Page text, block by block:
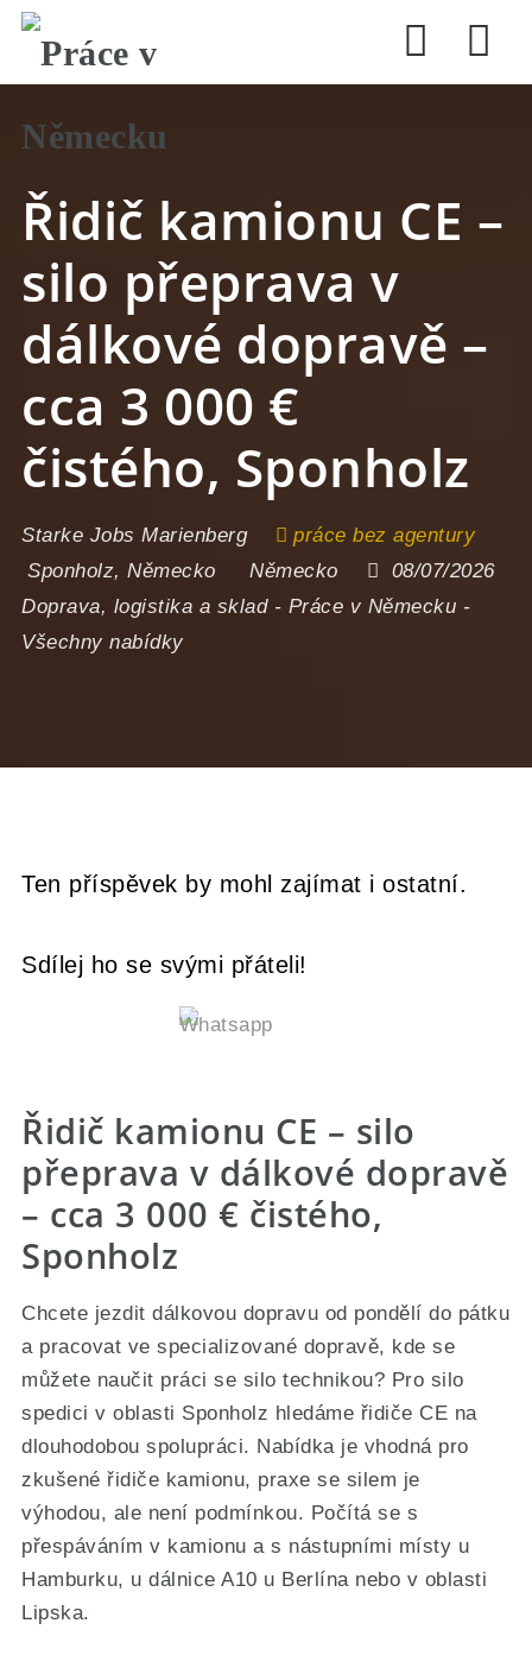
Řidič kamionu CE –
silo přeprava v
dálkové dopravě –
cca 3 000 €
čistého, Sponholz
Starke Jobs Marienberg
práce bez agentury
Sponholz,Německo Německo
08/07/2026
Doprava, logistika a sklad- Práce v Německu -
Všechny nabídky
Ten příspěvek by mohl zajímat i ostatní.
Sdílej ho se svými přáteli!
Řidič kamionu CE – silo
přeprava v dálkové dopravě
– cca 3 000 € čistého,
Sponholz
Chcete jezdit dálkovou dopravu od pondělí do pátku
a pracovat ve specializované dopravě, kde se
můžete naučit práci se silo technikou? Pro silo
spedici v oblasti Sponholz hledáme řidiče CE na
dlouhodobou spolupráci. Nabídka je vhodná pro
zkušené řidiče kamionu, praxe se silem je
výhodou, ale není podmínkou. Počítá se s
přespáváním v kamionu a s nástupními místy u
Hamburku, u dálnice A10 u Berlína nebo v oblasti
Lipska.